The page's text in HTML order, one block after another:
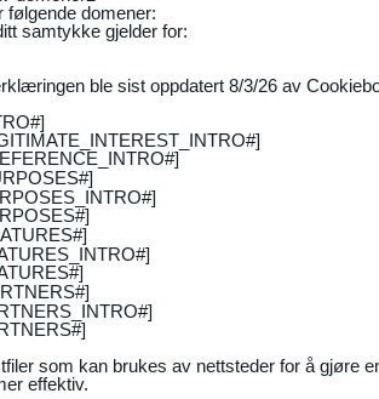
følgende domener:
samtykke gjelder for:
ble sist oppdatert 8/3/26 av
som kan brukes av nettsteder for å gjøre
effektiv.